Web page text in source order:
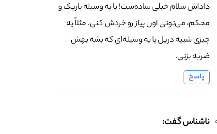
داداش سلام خیلی ساده‌ست! با یه وسیله باریک و
محکم، می‌تونی اون پیاز رو خردش کنی. مثلاً یه
چیزی شبیه دریل یا یه وسیله‌ای که بشه بهش
ضربه بزنی.
پاسخ
ناشناس گفت: